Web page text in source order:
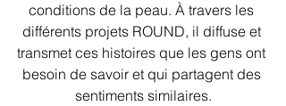
conditions de la peau. À travers les
différents projets ROUND, il diffuse et
transmet ces histoires que les gens ont
besoin de savoir et qui partagent des
sentiments similaires.